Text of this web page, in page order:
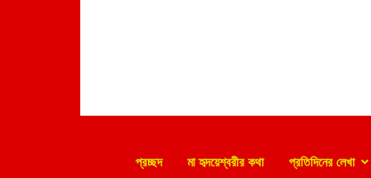
প্রচ্ছদ মা হৃদয়েশ্বরীর কথা প্রতিদিনের লেখা